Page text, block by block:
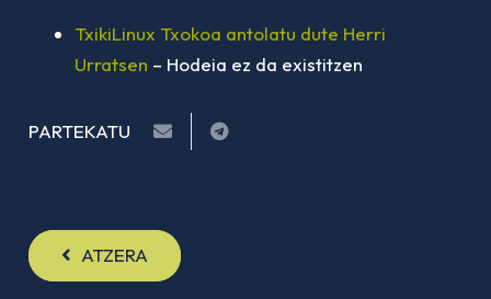
TxikiLinux Txokoa antolatu dute Herri
Urratsen – Hodeia ez da existitzen
PARTEKATU
ATZERA